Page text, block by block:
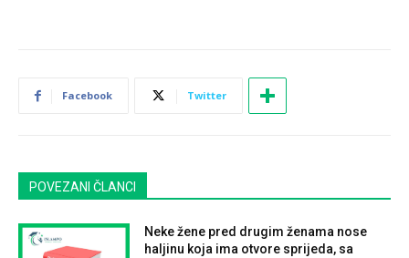
Facebook Twitter
POVEZANI ČLANCI
Neke žene pred drugim ženama nose
haljinu koja ima otvore sprijeda, sa